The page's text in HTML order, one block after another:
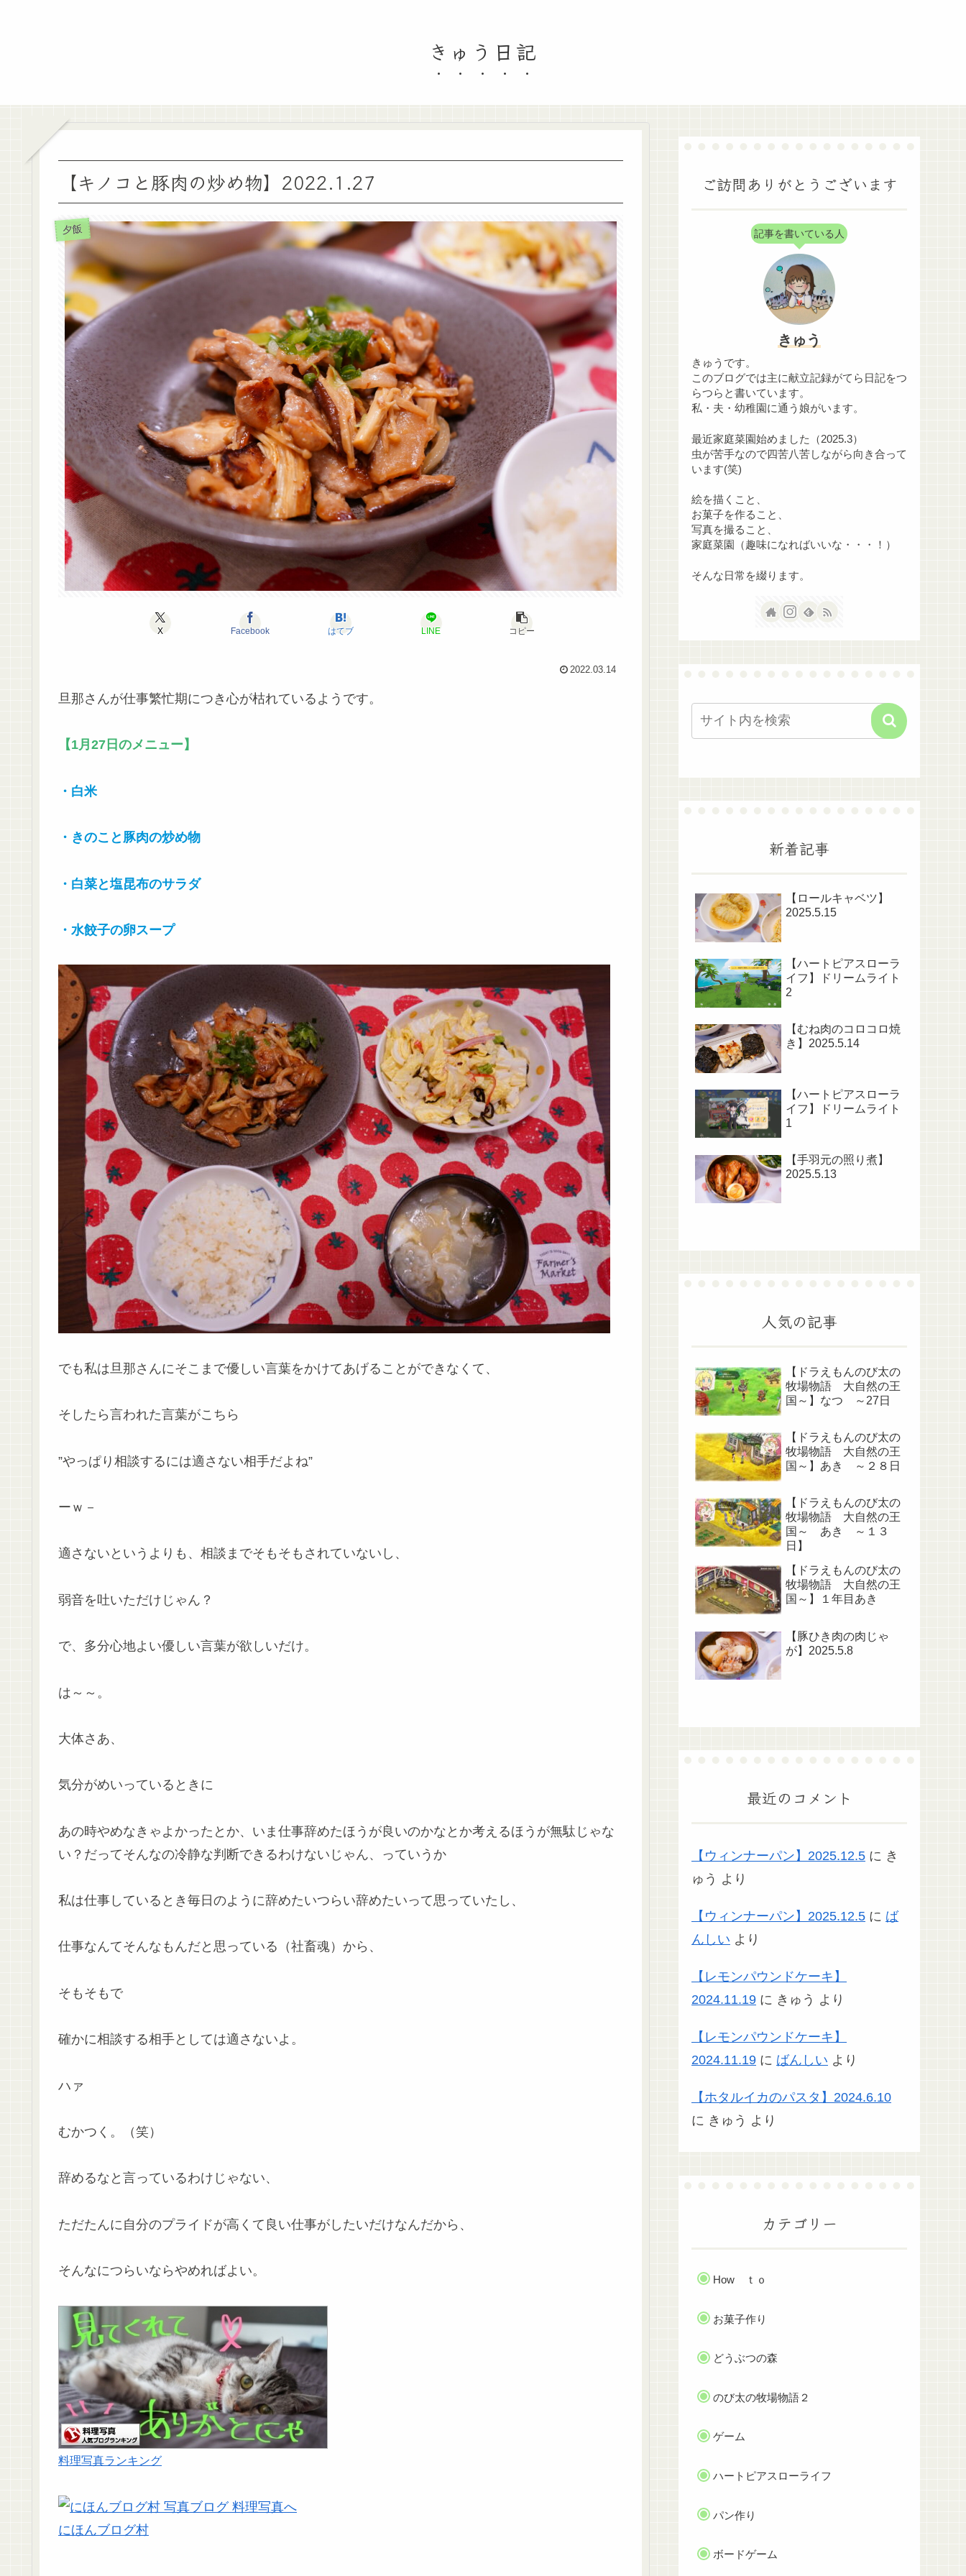
きゅう日記
【キノコと豚肉の炒め物】2022.1.27
夕飯
X Facebook はてブ LINE コピー
2022.03.14
旦那さんが仕事繁忙期につき心が枯れているようです。
【1月27日のメニュー】
・白米
・きのこと豚肉の炒め物
・白菜と塩昆布のサラダ
・水餃子の卵スープ
でも私は旦那さんにそこまで優しい言葉をかけてあげることができなくて、
そしたら言われた言葉がこちら
”やっぱり相談するには適さない相手だよね”
ーｗ－
適さないというよりも、相談までそもそもされていないし、
弱音を吐いただけじゃん？
で、多分心地よい優しい言葉が欲しいだけ。
は～～。
大体さあ、
気分がめいっているときに
あの時やめなきゃよかったとか、いま仕事辞めたほうが良いのかなとか考えるほうが無駄じゃな
い？だってそんなの冷静な判断できるわけないじゃん、っていうか
私は仕事しているとき毎日のように辞めたいつらい辞めたいって思っていたし、
仕事なんてそんなもんだと思っている（社畜魂）から、
そもそもで
確かに相談する相手としては適さないよ。
ハァ
むかつく。（笑）
辞めるなと言っているわけじゃない、
ただたんに自分のプライドが高くて良い仕事がしたいだけなんだから、
そんなにつらいならやめればよい。
料理写真ランキング
にほんブログ村
ご訪問ありがとうございます
記事を書いている人
きゅう
きゅうです。
このブログでは主に献立記録がてら日記をつ
らつらと書いています。
私・夫・幼稚園に通う娘がいます。
最近家庭菜園始めました（2025.3）
虫が苦手なので四苦八苦しながら向き合って
います(笑)
絵を描くこと、
お菓子を作ること、
写真を撮ること、
家庭菜園（趣味になればいいな・・・！）
そんな日常を綴ります。
新着記事
【ロールキャベツ】
2025.5.15
【ハートピアスローラ
イフ】ドリームライト
2
【むね肉のコロコロ焼
き】2025.5.14
【ハートピアスローラ
イフ】ドリームライト
1
【手羽元の照り煮】
2025.5.13
人気の記事
【ドラえもんのび太の
牧場物語 大自然の王
国～】なつ ～27日
【ドラえもんのび太の
牧場物語 大自然の王
国～】あき ～２８日
【ドラえもんのび太の
牧場物語 大自然の王
国～ あき ～１３
日】
【ドラえもんのび太の
牧場物語 大自然の王
国～】１年目あき
【豚ひき肉の肉じゃ
が】2025.5.8
最近のコメント
【ウィンナーパン】2025.12.5 に き
ゅう より
【ウィンナーパン】2025.12.5 に ば
んしい より
【レモンパウンドケーキ】
2024.11.19 に きゅう より
【レモンパウンドケーキ】
2024.11.19 に ばんしい より
【ホタルイカのパスタ】2024.6.10
に きゅう より
カテゴリー
How ｔｏ
お菓子作り
どうぶつの森
のび太の牧場物語２
ゲーム
ハートピアスローライフ
パン作り
ボードゲーム